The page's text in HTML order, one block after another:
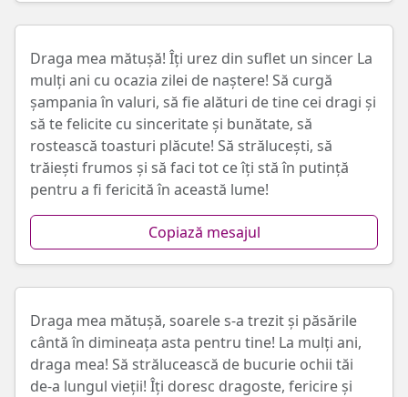
Draga mea mătușă! Îți urez din suflet un sincer La
mulți ani cu ocazia zilei de naștere! Să curgă
șampania în valuri, să fie alături de tine cei dragi și
să te felicite cu sinceritate și bunătate, să
rostească toasturi plăcute! Să strălucești, să
trăiești frumos și să faci tot ce îți stă în putință
pentru a fi fericită în această lume!
Copiază mesajul
Draga mea mătușă, soarele s-a trezit și păsările
cântă în dimineața asta pentru tine! La mulți ani,
draga mea! Să strălucească de bucurie ochii tăi
de-a lungul vieții! Îți doresc dragoste, fericire și